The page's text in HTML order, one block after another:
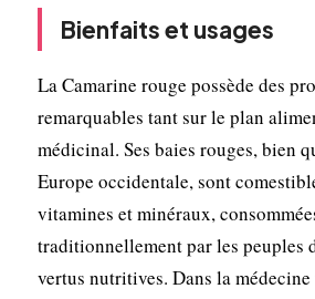
Bienfaits et usages
La Camarine rouge possède des
remarquables tant sur le plan
médicinal. Ses baies rouges, bien
Europe occidentale, sont
vitamines et minéraux,
traditionnellement par les peuples
vertus nutritives. Dans la